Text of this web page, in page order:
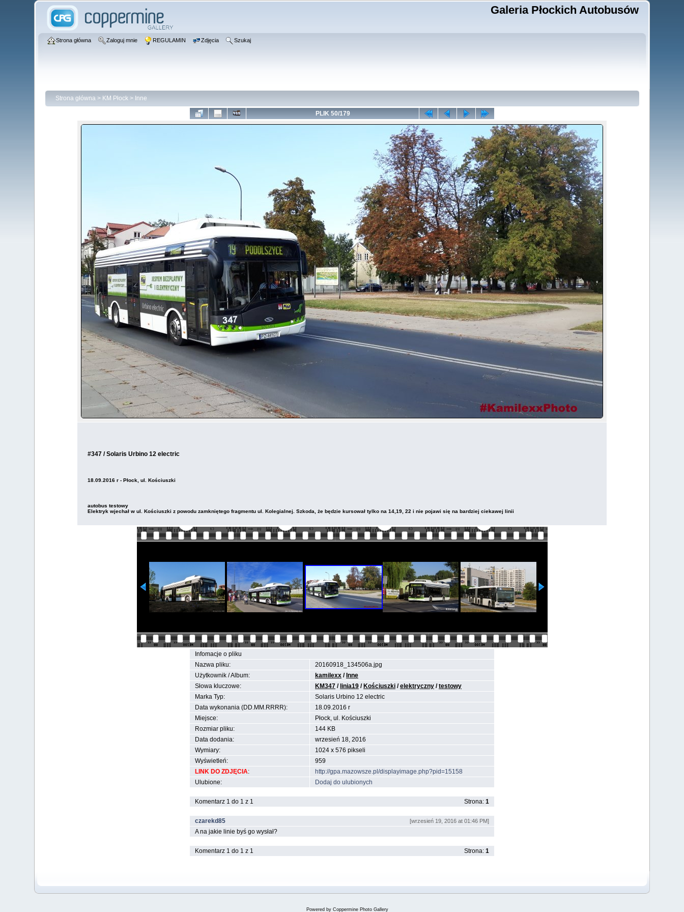
Galeria Płockich Autobusów
Strona główna Zaloguj mnie REGULAMIN Zdjęcia Szukaj
Strona główna> KM Płock> Inne
PLIK 50/179
#347 / Solaris Urbino 12 electric
18.09.2016 r - Płock, ul. Kościuszki
autobus testowy
Elektryk wjechał w ul. Kościuszki z powodu zamkniętego fragmentu ul. Kolegialnej. Szkoda, że będzie kursował tylko na 14,19, 22 i nie pojawi się na bardziej ciekawej linii
Infomacje o pliku
Nazwa pliku:
20160918_134506a.jpg
Użytkownik / Album:
kamilexx / Inne
Słowa kluczowe:
KM347 / linia19 / Kościuszki /elektryczny /testowy
Marka Typ:
Solaris Urbino 12 electric
Data wykonania (DD.MM.RRRR):
18.09.2016 r
Miejsce:
Płock, ul. Kościuszki
Rozmiar pliku:
144 KB
Data dodania:
wrzesień 18, 2016
Wymiary:
1024 x 576 pikseli
Wyświetleń:
959
LINK DO ZDJĘCIA:
http://gpa.mazowsze.pl/displayimage.php?pid=15158
Ulubione:
Dodaj do ulubionych
Komentarz 1 do 1 z 1 Strona: 1
czarekd85 [wrzesień 19, 2016 at 01:46 PM]
A na jakie linie byś go wysłał?
Komentarz 1 do 1 z 1 Strona: 1
Powered by Coppermine Photo Gallery